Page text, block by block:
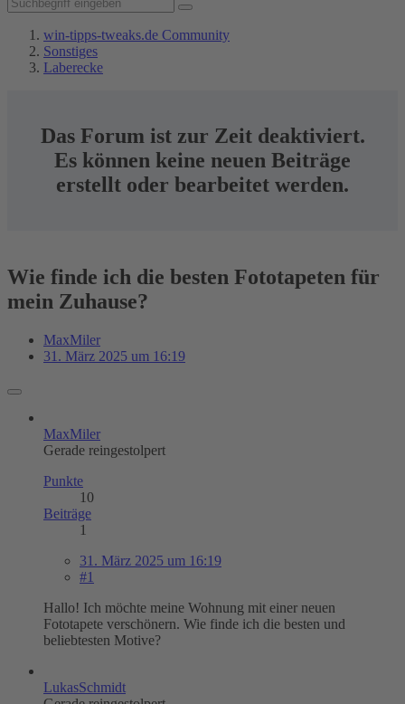
win-tipps-tweaks.de Community
Sonstiges
Laberecke
Das Forum ist zur Zeit deaktiviert.
Es können keine neuen Beiträge
erstellt oder bearbeitet werden.
Wie finde ich die besten Fototapeten für
mein Zuhause?
MaxMiler
31. März 2025 um 16:19
MaxMiler
Gerade reingestolpert
Punkte
10
Beiträge
1
31. März 2025 um 16:19
#1
Hallo! Ich möchte meine Wohnung mit einer neuen
Fototapete verschönern. Wie finde ich die besten und
beliebtesten Motive?
LukasSchmidt